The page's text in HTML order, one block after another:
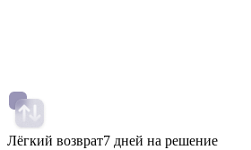
Лёгкий возврат7 дней на решение